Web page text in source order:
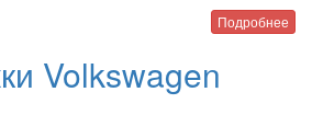
Подробнее
Volkswagen